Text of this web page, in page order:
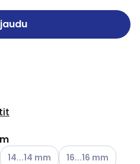
olevat vaihtoehdot
Katso käytettävissä olevat
14...14 mm Katso
16...16 mm